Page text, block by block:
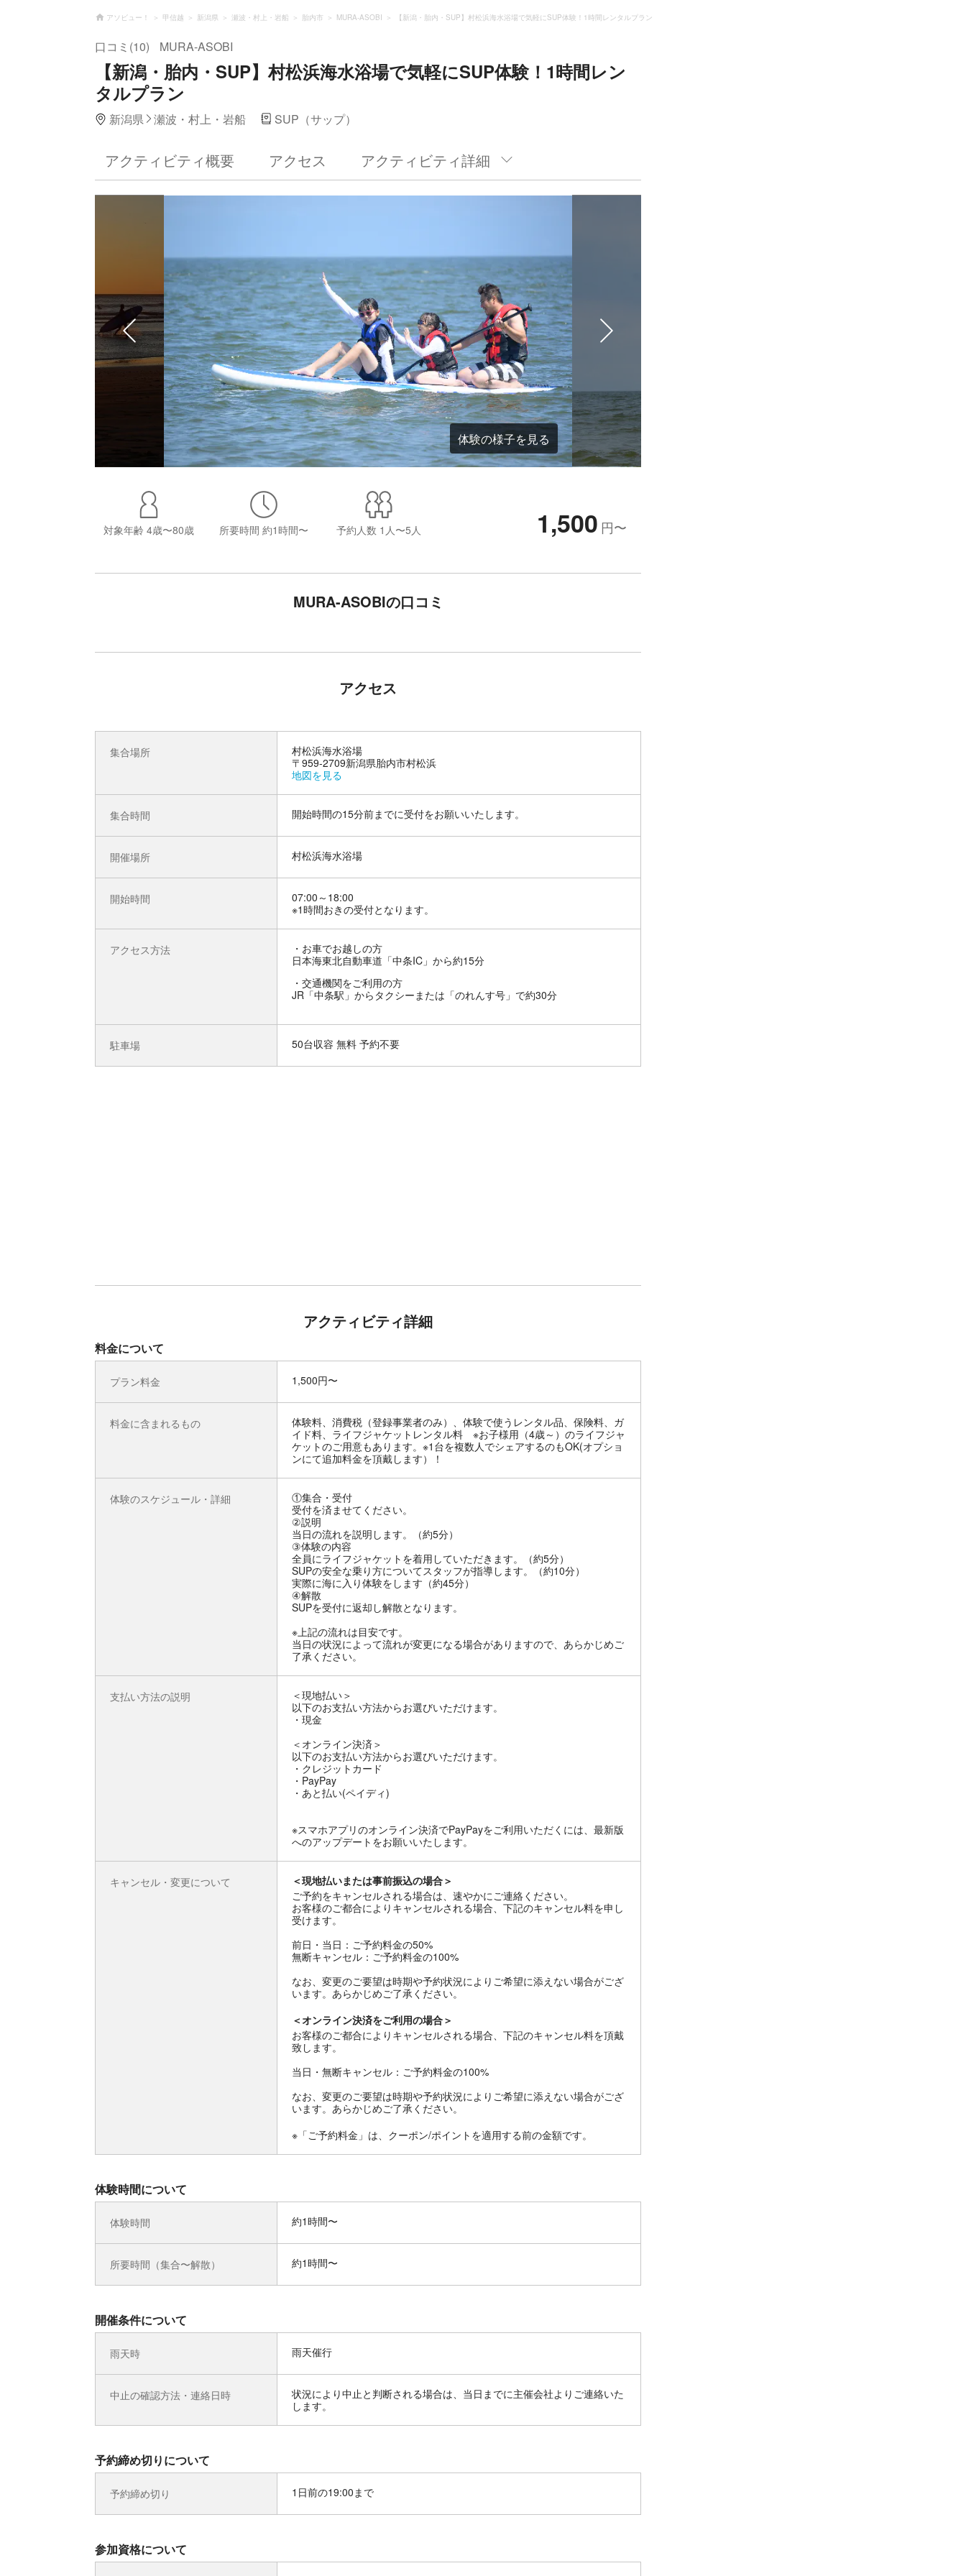
アソビュー！ 甲信越 新潟県 瀬波・村上・岩船 胎内市 MURA-ASOBI 【新潟・胎内・SUP】村松浜海水浴場で気軽にSUP体験！1時間レンタルプラン
口コミ(10) MURA-ASOBI
【新潟・胎内・SUP】村松浜海水浴場で気軽にSUP体験！1時間レン
タルプラン
新潟県 瀬波・村上・岩船 SUP（サップ）
アクティビティ概要 アクセス アクティビティ詳細
体験の様子を見る
対象年齢 4歳〜80歳 所要時間 約1時間〜 予約人数 1人〜5人 1,500 円〜
MURA-ASOBIの口コミ
アクセス
集合場所
村松浜海水浴場
〒959-2709新潟県胎内市村松浜
地図を見る
集合時間 開始時間の15分前までに受付をお願いいたします。
開催場所 村松浜海水浴場
開始時間
07:00～18:00
※1時間おきの受付となります。
アクセス方法
お車でお越しの方
日本海東北自動車道「中条IC」から約15分
交通機関をご利用の方
JR「中条駅」からタクシーまたは「のれんす号」で約30分
駐車場 50台収容 無料 予約不要
アクティビティ詳細
料金について
プラン料金 1,500円〜
料金に含まれるもの
体験料、消費税（登録事業者のみ）、体験で使うレンタル品、保険料、ガ
イド料、ライフジャケットレンタル料 ※お子様用（4歳～）のライフジャ
ケットのご用意もあります。※1台を複数人でシェアするのもOK(オプショ
ンにて追加料金を頂戴します）！
体験のスケジュール・詳細
①集合・受付
受付を済ませてください。
②説明
当日の流れを説明します。（約5分）
③体験の内容
全員にライフジャケットを着用していただきます。（約5分）
SUPの安全な乗り方についてスタッフが指導します。（約10分）
実際に海に入り体験をします（約45分）
④解散
SUPを受付に返却し解散となります。
※上記の流れは目安です。
当日の状況によって流れが変更になる場合がありますので、あらかじめご
了承ください。
支払い方法の説明
＜現地払い＞
以下のお支払い方法からお選びいただけます。
・現金
＜オンライン決済＞
以下のお支払い方法からお選びいただけます。
・クレジットカード
・PayPay
・あと払い(ペイディ)
※スマホアプリのオンライン決済でPayPayをご利用いただくには、最新版
へのアップデートをお願いいたします。
キャンセル・変更について
＜現地払いまたは事前振込の場合＞
ご予約をキャンセルされる場合は、速やかにご連絡ください。
お客様のご都合によりキャンセルされる場合、下記のキャンセル料を申し
受けます。
前日・当日：ご予約料金の50%
無断キャンセル：ご予約料金の100%
なお、変更のご要望は時期や予約状況によりご希望に添えない場合がござ
います。あらかじめご了承ください。
＜オンライン決済をご利用の場合＞
お客様のご都合によりキャンセルされる場合、下記のキャンセル料を頂戴
致します。
当日・無断キャンセル：ご予約料金の100%
なお、変更のご要望は時期や予約状況によりご希望に添えない場合がござ
います。あらかじめご了承ください。
※「ご予約料金」は、クーポン/ポイントを適用する前の金額です。
体験時間について
体験時間 約1時間〜
所要時間（集合〜解散） 約1時間〜
開催条件について
雨天時 雨天催行
中止の確認方法・連絡日時
状況により中止と判断される場合は、当日までに主催会社よりご連絡いた
します。
予約締め切りについて
予約締め切り 1日前の19:00まで
参加資格について